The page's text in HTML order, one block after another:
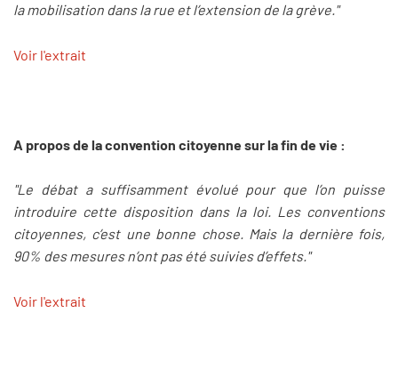
la mobilisation dans la rue et l’extension de la grève."
Voir l'extrait
A propos de la convention citoyenne sur la fin de vie :
"Le débat a suffisamment évolué pour que l’on puisse
introduire cette disposition dans la loi. Les conventions
citoyennes, c’est une bonne chose. Mais la dernière fois,
90% des mesures n’ont pas été suivies d’effets."
Voir l'extrait